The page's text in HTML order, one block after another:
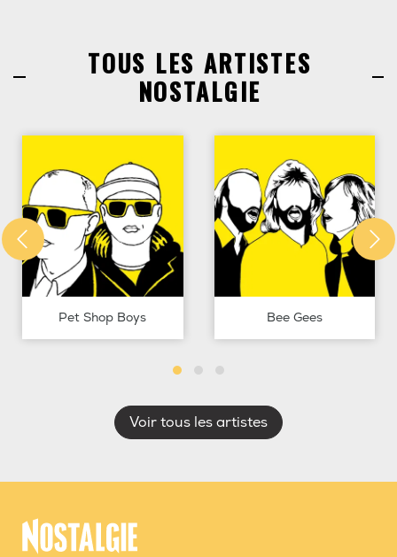
TOUS LES ARTISTES
NOSTALGIE
Pet Shop Boys Bee Gees
Voir tous les artistes